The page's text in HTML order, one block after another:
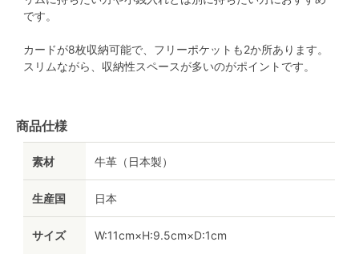
です。
カードが8枚収納可能で、フリーポケットも2か所あります。
スリムながら、収納性スペースが多いのがポイントです。
商品仕様
素材 牛革（日本製）
生産国 日本
サイズ W:11cm×H:9.5cm×D:1cm